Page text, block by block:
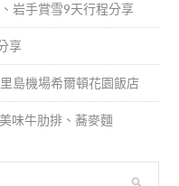
岩手賞雪9天行程分享
享
島機場希爾頓花園飯店
味牛肋排、蕎麥麵